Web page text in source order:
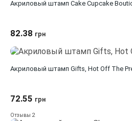
Акриловый штамп Cake Cupcake
82.38 грн
Акриловый штамп Gifts, Hot Off The
72.55 грн
Отзывы 2